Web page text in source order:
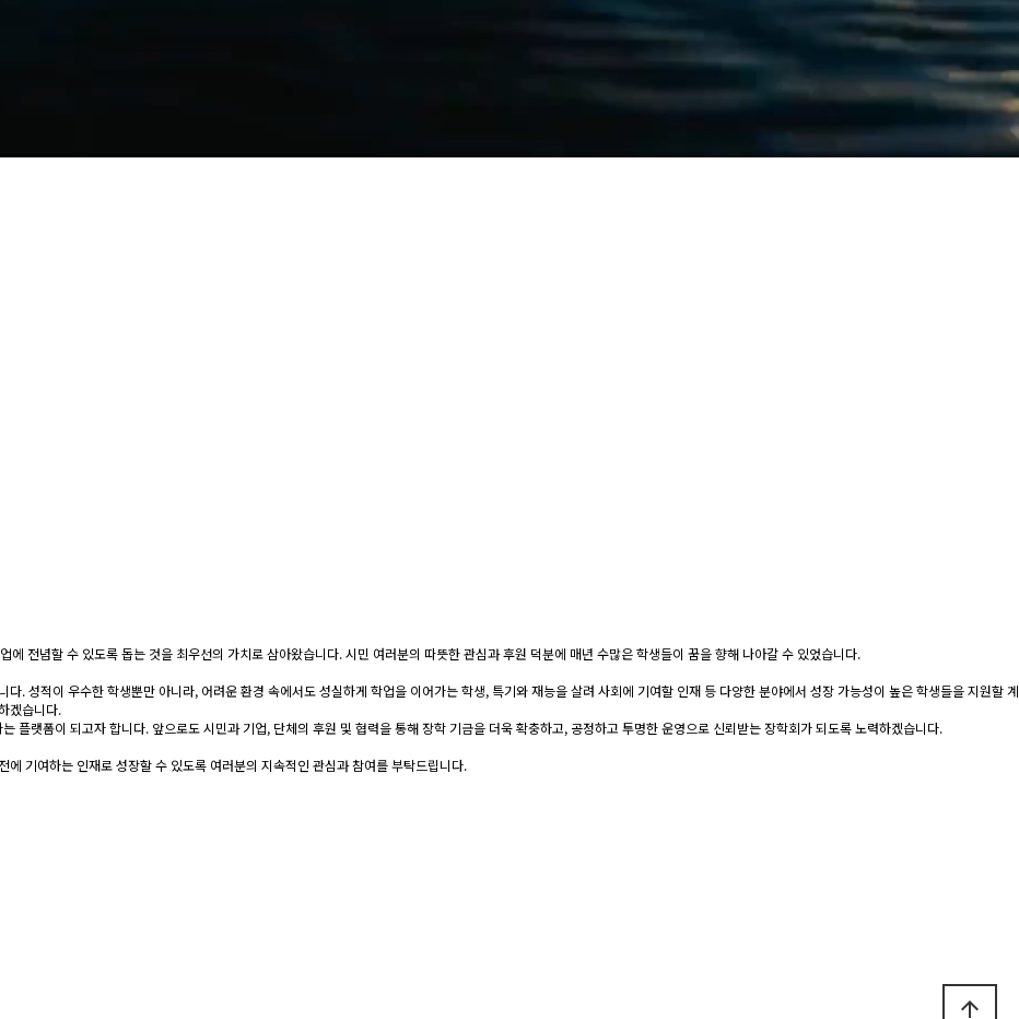
전념할 수 있도록 돕는 것을 최우선의 가치로 삼아왔습니다. 시민 여러분의 따뜻한 관심과 후원 덕분에 매년 수많은 학생들이 꿈을 향해 나아갈 수 있었습니다.
다. 성적이 우수한 학생뿐만 아니라, 어려운 환경 속에서도 성실하게 학업을 이어가는 학생, 특기와 재능을 살려 사회에 기여할 인재 등 다양한 분야에서 성장 가능성이 높은 학생들을 지원할 계
겠습니다.
플랫폼이 되고자 합니다. 앞으로도 시민과 기업, 단체의 후원 및 협력을 통해 장학 기금을 더욱 확충하고, 공정하고 투명한 운영으로 신뢰받는 장학회가 되도록 노력하겠습니다.
기여하는 인재로 성장할 수 있도록 여러분의 지속적인 관심과 참여를 부탁드립니다.
arrow_upward